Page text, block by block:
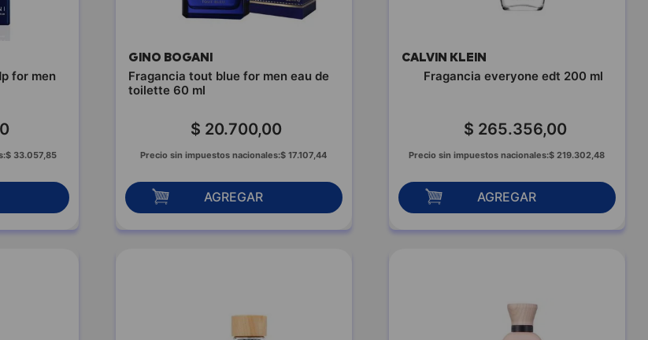
for men
$ 33.057,85
GINO BOGANI
Fragancia tout blue for men eau de
toilette 60 ml
$ 20.700,00
Precio sin impuestos nacionales:$ 17.107,44
AGREGAR
CALVIN KLEIN
Fragancia everyone edt 200 ml
$ 265.356,00
Precio sin impuestos nacionales:$ 219.302,48
AGREGAR